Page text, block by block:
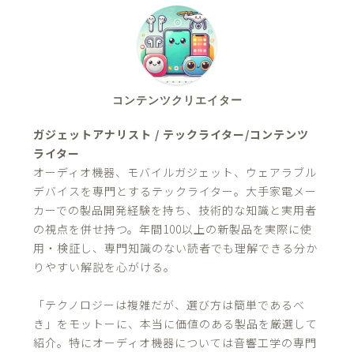
コンテンツクリエイター
ガジェットアナリスト / テックライター/コンテンツ
ライター
オーディオ機器、モバイルガジェット、ウェアラブル
デバイスを専門とするテックライター。大手家電メー
カーでの製品開発経験を持ち、技術的な知識と実用者
の視点を併せ持つ。年間100以上の新製品を実際に使
用・検証し、専門知識のない読者でも理解できる分か
りやすい解説を心がける。
「テクノロジーは複雑だが、選び方は簡単であるべ
き」をモットーに、本当に価値のある製品を厳選して
紹介。特にオーディオ機器については音響工学の専門